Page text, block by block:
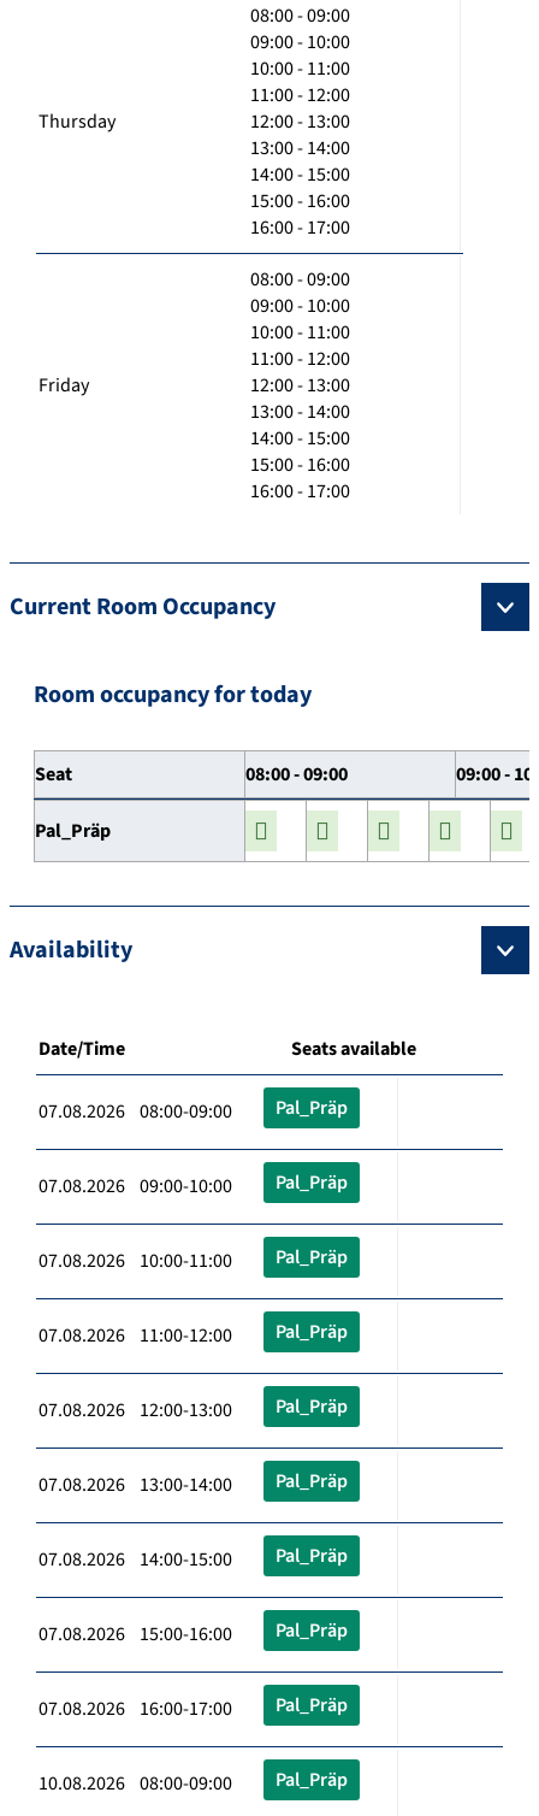
Thursday
08:00 - 09:00
09:00 - 10:00
10:00 - 11:00
11:00 - 12:00
12:00 - 13:00
13:00 - 14:00
14:00 - 15:00
15:00 - 16:00
16:00 - 17:00
Friday
08:00 - 09:00
09:00 - 10:00
10:00 - 11:00
11:00 - 12:00
12:00 - 13:00
13:00 - 14:00
14:00 - 15:00
15:00 - 16:00
16:00 - 17:00
Current Room Occupancy
Room occupancy for today
Seat 08:00 - 09:00 09:00 -
Pal_Präp
Availability
Date/Time Seats available
07.08.2026 08:00-09:00 Pal_Präp
07.08.2026 09:00-10:00 Pal_Präp
07.08.2026 10:00-11:00 Pal_Präp
07.08.2026 11:00-12:00 Pal_Präp
07.08.2026 12:00-13:00 Pal_Präp
07.08.2026 13:00-14:00 Pal_Präp
07.08.2026 14:00-15:00 Pal_Präp
07.08.2026 15:00-16:00 Pal_Präp
07.08.2026 16:00-17:00 Pal_Präp
10.08.2026 08:00-09:00 Pal_Präp